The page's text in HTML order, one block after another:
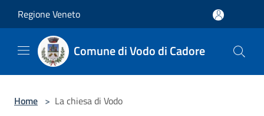
Regione Veneto
Comune di Vodo di Cadore
Home > La chiesa di Vodo